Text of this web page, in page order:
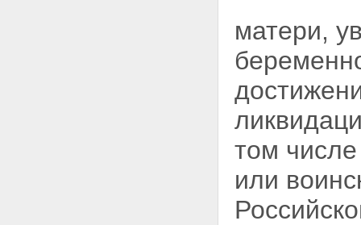
матери,
том
или